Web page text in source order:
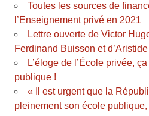
Toutes les sources de
l’Enseignement privé en 2021
Lettre ouverte de Victor
Ferdinand Buisson et
L’éloge de l’École privée,
publique !
« Il est urgent que la
pleinement son école